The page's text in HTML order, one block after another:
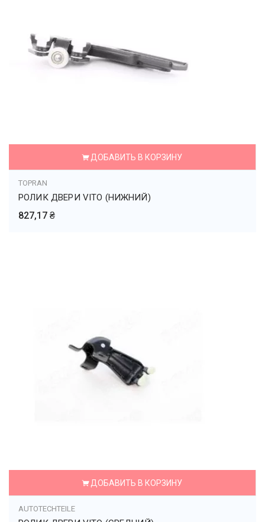
ДОБАВИТЬ В КОРЗИНУ
TOPRAN
РОЛИК ДВЕРИ VITO (НИЖНИЙ)
827,17 ₴
ДОБАВИТЬ В КОРЗИНУ
AUTOTECHTEILE